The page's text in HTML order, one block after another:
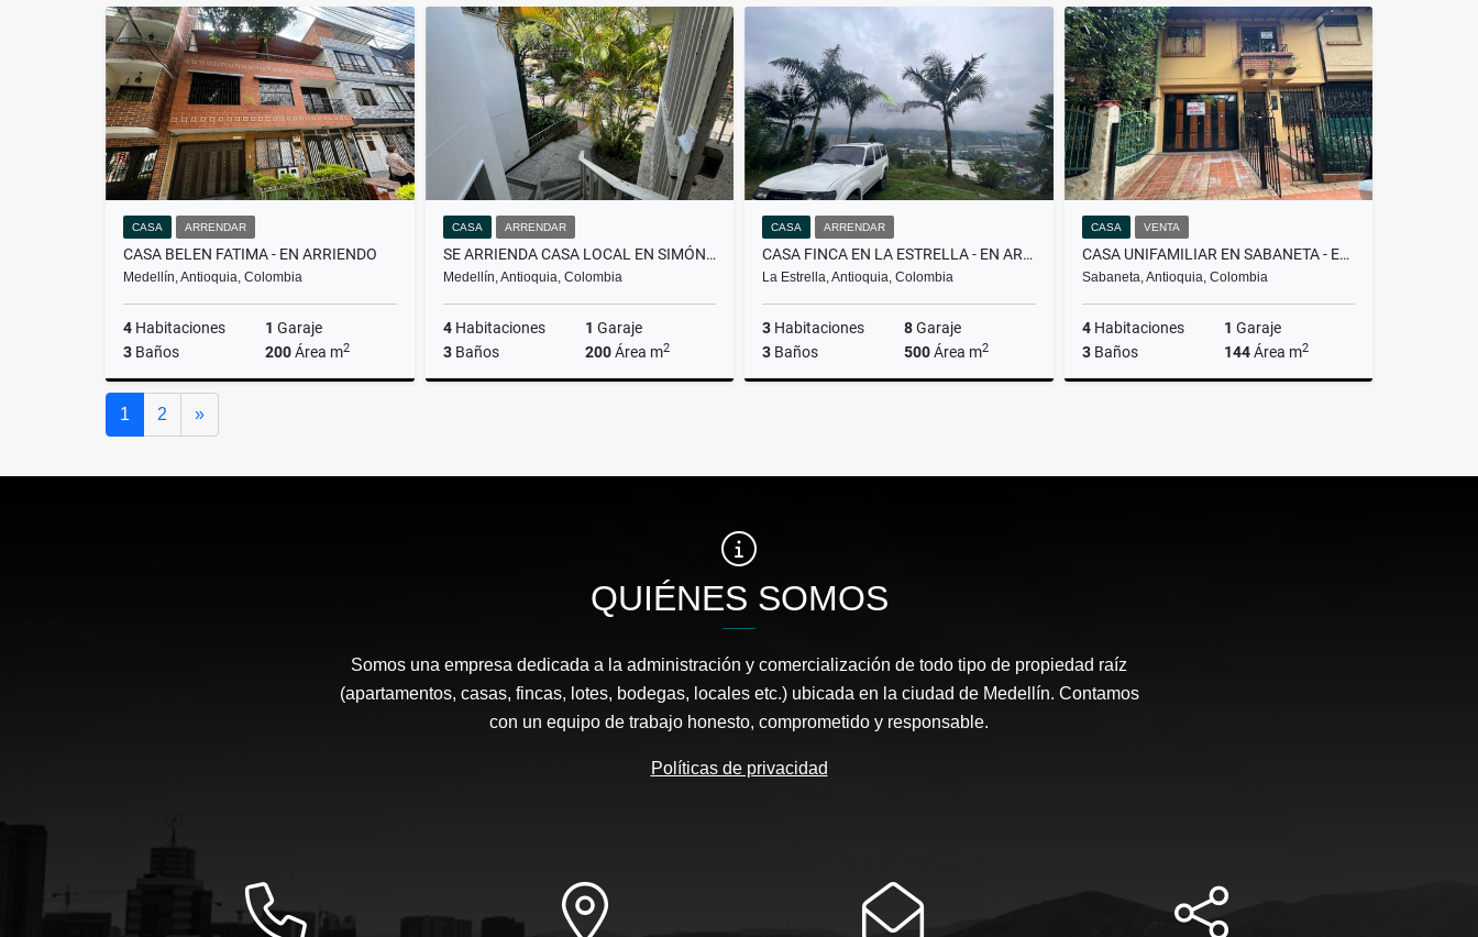
Venta
$2.500.000.000
Arrendar
$8.500.000
Arrendar
$7.000.000
Arrendar Venta
$880.000.000
Arrendar
$5.500.000
CASA ARRENDAR
CASA BELEN FATIMA - EN ARRIENDO
Medellín, Antioquia, Colombia
4 Habitaciones 1 Garaje
3 Baños 200Área m2
CASA ARRENDAR
SE ARRIENDA CASA LOCAL EN SIMÓN BOLÍVAR
Medellín, Antioquia, Colombia
4Habitaciones 1 Garaje
3Baños 200Área m2
CASA ARRENDAR
CASA FINCA EN LA ESTRELLA - EN ARRIENDO
La Estrella, Antioquia, Colombia
3 Habitaciones 8Garaje
3 Baños 500Área m2
CASA VENTA
CASA UNIFAMILIAR EN SABANETA - EN ARRIENDO Y/O VENTA
Sabaneta, Antioquia, Colombia
4Habitaciones 1 Garaje
3Baños 144Área m2
1 2 »Siguiente
QUIÉNES SOMOS
Somos una empresa dedicada a la administración y comercialización de todo tipo de propiedad raíz
(apartamentos, casas, fincas, lotes, bodegas, locales etc.) ubicada en la ciudad de Medellín. Contamos
con un equipo de trabajo honesto, comprometido y responsable.
Políticas de privacidad